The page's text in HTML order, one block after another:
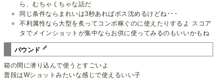
ら、むちゃくちゃな話だ
同じ条件ならまれいは3秒あればボス沈めるけどね･･･
不利属性なら大型を炙ってコンボ稼ぐのに使えたりするよ スコア
タでメインショットが集中ならお供に使ってみるのもいいかもね
バウンド
箱の間に潜り込んで使うとすごいよ
普段はWショットみたいな感じで使えるいい子